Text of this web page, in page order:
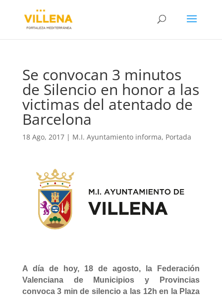
Se convocan 3 minutos
de Silencio en honor a las
victimas del atentado de
Barcelona
18 Ago, 2017| M.I. Ayuntamiento informa, Portada
A día de hoy, 18 de agosto, la Federación
Valenciana de Municipios y Provincias
convoca 3 min de silencio a las 12h en la Plaza